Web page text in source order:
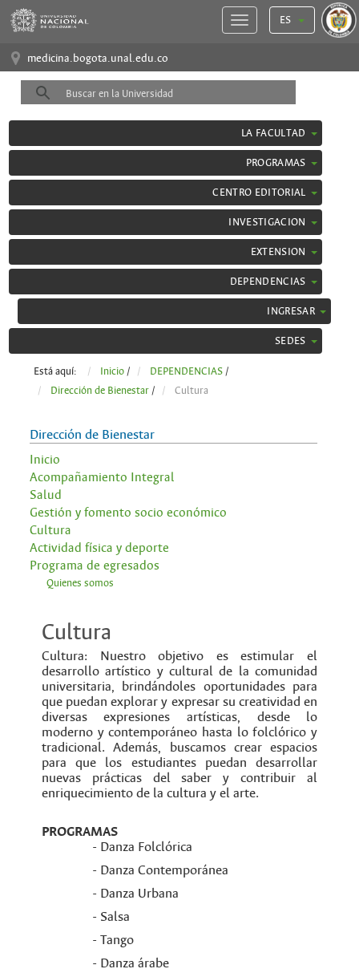
ES
medicina.bogota.unal.edu.co
LA FACULTAD
PROGRAMAS
CENTRO EDITORIAL
INVESTIGACION
EXTENSION
DEPENDENCIAS
INGRESAR
SEDES
Está aquí: Inicio / DEPENDENCIAS /
Dirección de Bienestar / Cultura
Dirección de Bienestar
Inicio
Acompañamiento Integral
Salud
Gestión y fomento socio económico
Cultura
Actividad física y deporte
Programa de egresados
Quienes somos
Cultura
Cultura: Nuestro objetivo es estimular el
desarrollo artístico y cultural de la comunidad
universitaria, brindándoles oportunidades para
que puedan explorar y expresar su creatividad en
diversas expresiones artísticas, desde lo
moderno y contemporáneo hasta lo folclórico y
tradicional. Además, buscamos crear espacios
para que los estudiantes puedan desarrollar
nuevas prácticas del saber y contribuir al
enriquecimiento de la cultura y el arte.
PROGRAMAS
- Danza Folclórica
- Danza Contemporánea
- Danza Urbana
- Salsa
- Tango
- Danza árabe